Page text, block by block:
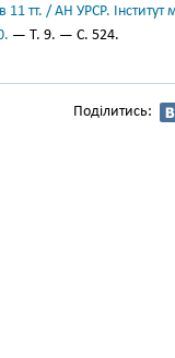
11 тт. / АН УРСР.
— Т. 9. — С. 524.
Поділитись: